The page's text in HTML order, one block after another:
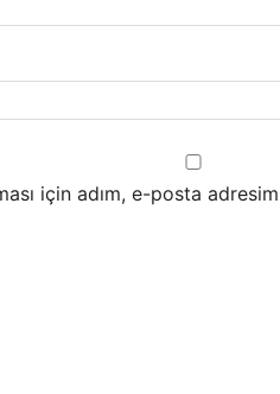
için adım, e-posta